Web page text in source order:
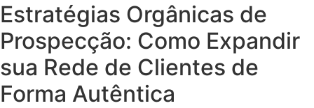
Estratégias Orgânicas de
Prospecção: Como Expandir
sua Rede de Clientes de
Forma Autêntica